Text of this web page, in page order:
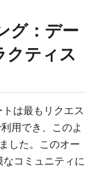
グ：デー
クティス
は最もリクエス
用でき、このよ
した。このオー
コミュニティに